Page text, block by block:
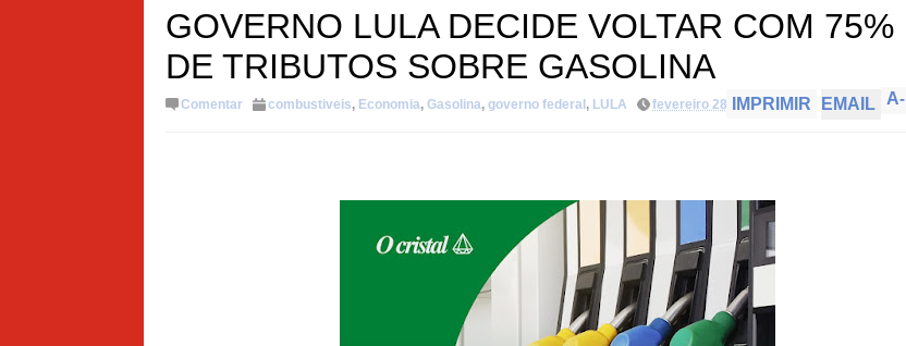
GOVERNO LULA DECIDE VOLTAR COM 75%
DE TRIBUTOS SOBRE GASOLINA
Comentar combustiveis, Economia, Gasolina, governo federal , LULA fevereiro 28, 2023 A-
IMPRIMIR EMAIL